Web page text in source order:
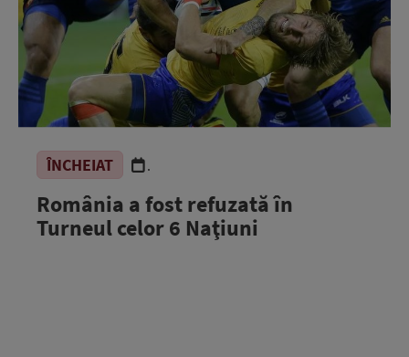
ÎNCHEIAT .
România a fost refuzată în
Turneul celor 6 Naţiuni